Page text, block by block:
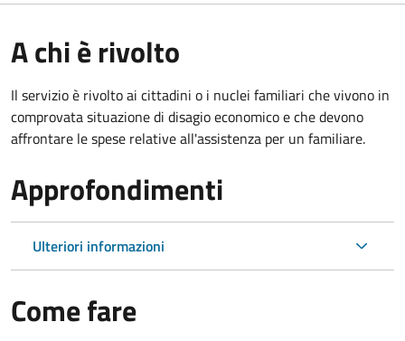
A chi è rivolto
Il servizio è rivolto ai cittadini o i nuclei familiari che vivono in
comprovata situazione di disagio economico e che devono
affrontare le spese relative all'assistenza per un familiare.
Approfondimenti
Ulteriori informazioni
Come fare